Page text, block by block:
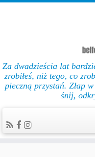
Za dwadzieścia lat
zro­biłeś, niż te­go, co
pie­czną przys­tań. Złap
śnij,